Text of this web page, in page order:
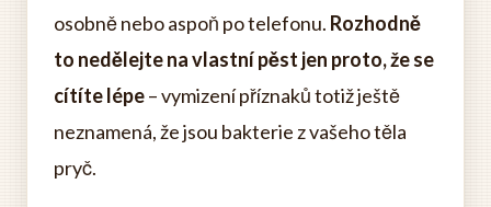
osobně nebo aspoň po telefonu. Rozhodně
to nedělejte na vlastní pěst jen proto, že se
cítíte lépe– vymizení příznaků totiž ještě
neznamená, že jsou bakterie z vašeho těla
pryč.